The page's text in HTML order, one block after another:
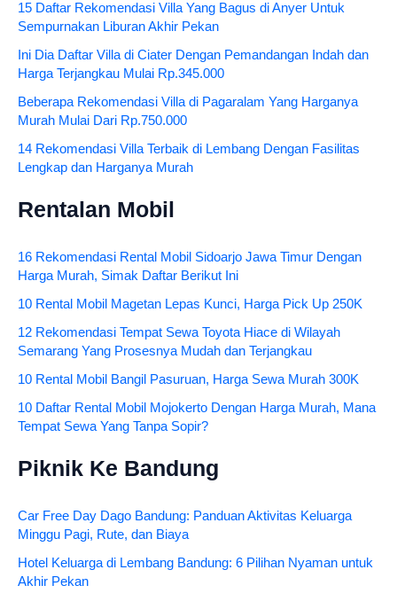
15 Daftar Rekomendasi Villa Yang Bagus di Anyer Untuk
Sempurnakan Liburan Akhir Pekan
Ini Dia Daftar Villa di Ciater Dengan Pemandangan Indah dan
Harga Terjangkau Mulai Rp.345.000
Beberapa Rekomendasi Villa di Pagaralam Yang Harganya
Murah Mulai Dari Rp.750.000
14 Rekomendasi Villa Terbaik di Lembang Dengan Fasilitas
Lengkap dan Harganya Murah
Rentalan Mobil
16 Rekomendasi Rental Mobil Sidoarjo Jawa Timur Dengan
Harga Murah, Simak Daftar Berikut Ini
10 Rental Mobil Magetan Lepas Kunci, Harga Pick Up 250K
12 Rekomendasi Tempat Sewa Toyota Hiace di Wilayah
Semarang Yang Prosesnya Mudah dan Terjangkau
10 Rental Mobil Bangil Pasuruan, Harga Sewa Murah 300K
10 Daftar Rental Mobil Mojokerto Dengan Harga Murah, Mana
Tempat Sewa Yang Tanpa Sopir?
Piknik Ke Bandung
Car Free Day Dago Bandung: Panduan Aktivitas Keluarga
Minggu Pagi, Rute, dan Biaya
Hotel Keluarga di Lembang Bandung: 6 Pilihan Nyaman untuk
Akhir Pekan